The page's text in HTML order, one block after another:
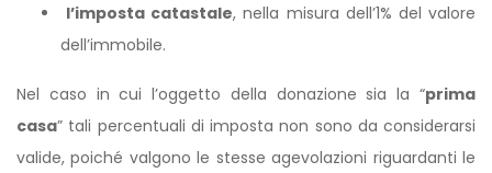
l’imposta catastale, nella misura dell’1% del valore
dell’immobile.
Nel caso in cui l’oggetto della donazione sia la “prima
casa” tali percentuali di imposta non sono da considerarsi
valide, poiché valgono le stesse agevolazioni riguardanti le